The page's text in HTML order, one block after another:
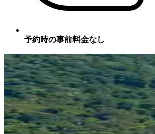
予約時の事前料金なし